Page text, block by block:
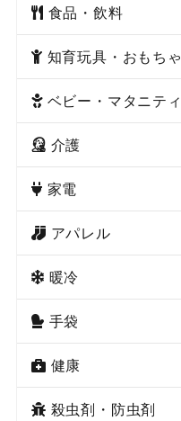
食品・飲料
知育玩具・おもちゃ
ベビー・マタニティ
介護
家電
アパレル
暖冷
手袋
健康
殺虫剤・防虫剤